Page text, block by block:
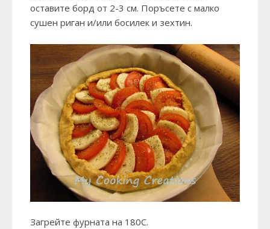
оставите борд от 2-3 см. Поръсете с малко
сушен риган и/или босилек и зехтин.
Загрейте фурната на 180С.